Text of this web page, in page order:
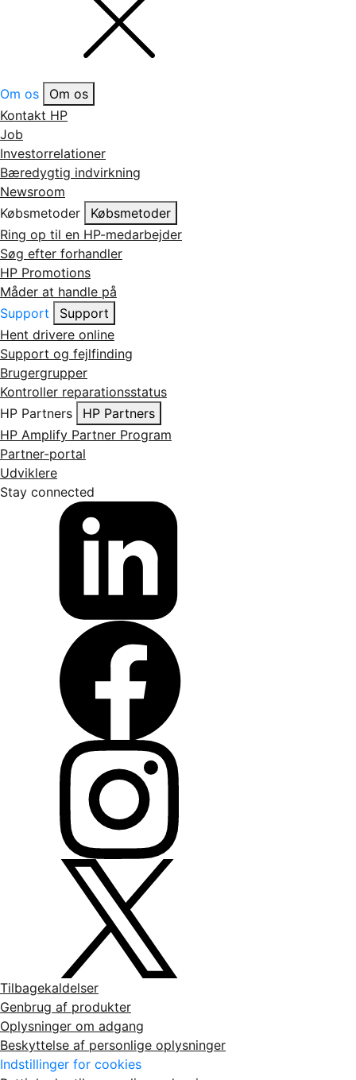
Om os
Om os
Kontakt HP
Job
Investorrelationer
Bæredygtig indvirkning
Newsroom
Købsmetoder
Købsmetoder
Ring op til en HP-medarbejder
Søg efter forhandler
HP Promotions
Måder at handle på
Support
Support
Hent drivere online
Support og fejlfinding
Brugergrupper
Kontroller reparationsstatus
HP Partners
HP Partners
HP Amplify Partner Program
Partner-portal
Udviklere
Stay connected
Tilbagekaldelser
Genbrug af produkter
Oplysninger om adgang
Beskyttelse af personlige oplysninger
Indstillinger for cookies